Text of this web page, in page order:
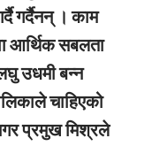
गर्दैनन् । काम
आर्थिक सबलता
उधमी बन्न
चाहिएको
प्रमुख मिश्रले